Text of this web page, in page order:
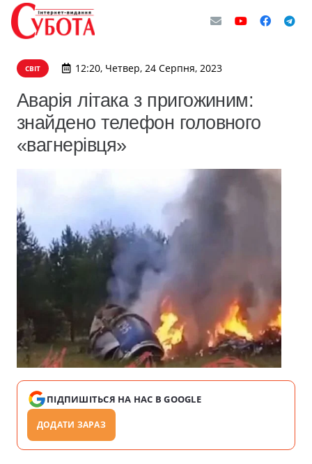
СВІТ 12:20, Четвер, 24 Серпня, 2023
Аварія літака з пригожиним:
знайдено телефон головного
«вагнерівця»
ПІДПИШІТЬСЯ НА НАС В GOOGLE
ДОДАТИ ЗАРАЗ